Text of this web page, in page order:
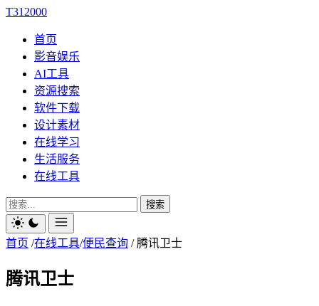
T312000
首页
影音娱乐
AI工具
资源搜索
软件下载
设计素材
在线学习
生活服务
在线工具
搜索
首页 /在线工具/便民查询 / 腾讯卫士
腾讯卫士